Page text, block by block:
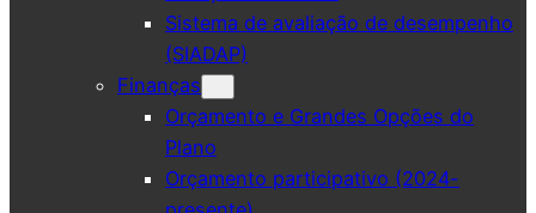
Sistema de avaliação de desempenho
(SIADAP)
Finanças
Orçamento e Grandes Opções do
Plano
Orçamento participativo (2024-